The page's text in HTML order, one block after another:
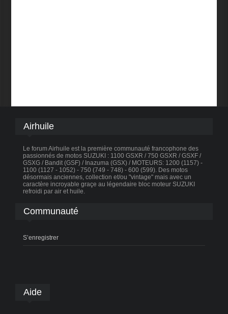
Airhuile
Le forum Airhuile est la première communauté francophone des
passionnés de motos SUZUKI : 1100 GSXR / 750 GSXR / GSXF /
GSXG / Bandit (GSF) / Inazuma (GSX) / MOTEURS: 1200 (1157) -
1100 (1127 - 1052) - 750 (749 - 748) - 600 (599). Des motos
désormais anciennes, collection et/ou "vintage" mais avec un
caractère incroyable graçe au légendaire bloc moteur SUZUKI
refroidi par air et huile.
Communauté
S’enregistrer
Aide